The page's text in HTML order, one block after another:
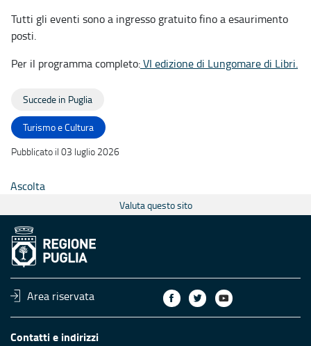
Tutti gli eventi sono a ingresso gratuito fino a esaurimento
posti.
Per il programma completo:VI edizione di Lungomare di Libri.
Succede in Puglia
Turismo e Cultura
Pubblicato il 03 luglio 2026
Ascolta
Valuta questo sito
Area riservata
Contatti e indirizzi